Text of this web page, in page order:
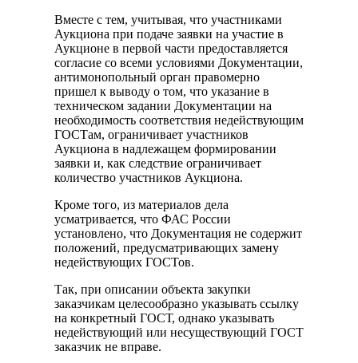
Вместе с тем, учитывая, что участниками
Аукциона при подаче заявки на участие в
Аукционе в первой части предоставляется
согласие со всеми условиями Документации,
антимонопольный орган правомерно
пришел к выводу о том, что указание в
техническом задании Документации на
необходимость соответствия недействующим
ГОСТам, ограничивает участников
Аукциона в надлежащем формировании
заявки и, как следствие ограничивает
количество участников Аукциона.
Кроме того, из материалов дела
усматривается, что ФАС России
установлено, что Документация не содержит
положений, предусматривающих замену
недействующих ГОСТов.
Так, при описании объекта закупки
заказчикам целесообразно указывать ссылку
на конкретный ГОСТ, однако указывать
недействующий или несуществующий ГОСТ
заказчик не вправе.